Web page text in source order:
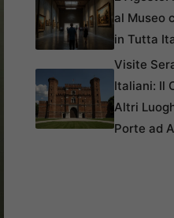
al Museo
in Tutta
Visite
Italiani: Il
Altri
Porte ad